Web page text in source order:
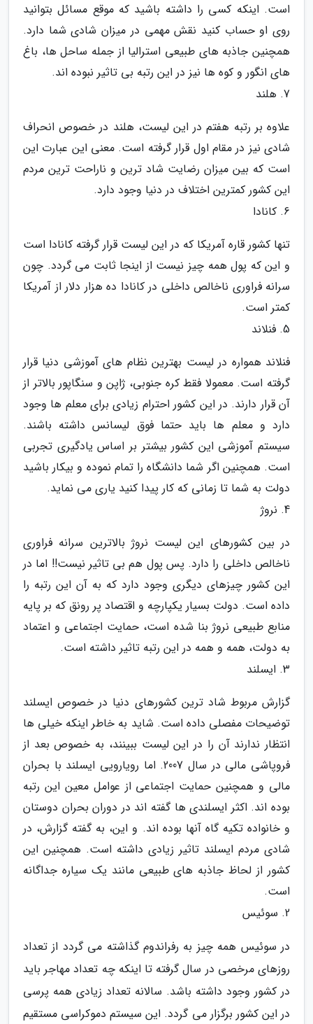
است. اینکه کسی را داشته باشید که موقع مسائل بتوانید
روی او حساب کنید نقش مهمی در میزان شادی شما دارد.
همچنین جاذبه های طبیعی استرالیا از جمله ساحل ها، باغ
های انگور و کوه ها نیز در این رتبه بی تاثیر نبوده اند.
7. هلند
علاوه بر رتبه هفتم در این لیست، هلند در خصوص انحراف
شادی نیز در مقام اول قرار گرفته است. معنی این عبارت این
است که بین میزان رضایت شاد ترین و ناراحت ترین مردم
این کشور کمترین اختلاف در دنیا وجود دارد.
6. کانادا
تنها کشور قاره آمریکا که در این لیست قرار گرفته کانادا است
و این که پول همه چیز نیست از اینجا ثابت می گردد. چون
سرانه فراوری ناخالص داخلی در کانادا ده هزار دلار از آمریکا
کمتر است.
5. فنلاند
فنلاند همواره در لیست بهترین نظام های آموزشی دنیا قرار
گرفته است. معمولا فقط کره جنوبی، ژاپن و سنگاپور بالاتر از
آن قرار دارند. در این کشور احترام زیادی برای معلم ها وجود
دارد و معلم ها باید حتما فوق لیسانس داشته باشند.
سیستم آموزشی این کشور بیشتر بر اساس یادگیری تجربی
است. همچنین اگر شما دانشگاه را تمام نموده و بیکار باشید
دولت به شما تا زمانی که کار پیدا کنید یاری می نماید.
4. نروژ
در بین کشورهای این لیست نروژ بالاترین سرانه فراوری
ناخالص داخلی را دارد. پس پول هم بی تاثیر نیست!! اما در
این کشور چیزهای دیگری وجود دارد که به آن این رتبه را
داده است. دولت بسیار یکپارچه و اقتصاد پر رونق که بر پایه
منابع طبیعی نروژ بنا شده است، حمایت اجتماعی و اعتماد
به دولت، همه و همه در این رتبه تاثیر داشته است.
3. ایسلند
گزارش مربوط شاد ترین کشورهای دنیا در خصوص ایسلند
توضیحات مفصلی داده است. شاید به خاطر اینکه خیلی ها
انتظار ندارند آن را در این لیست ببینند، به خصوص بعد از
فروپاشی مالی در سال 2007. اما رویارویی ایسلند با بحران
مالی و همچنین حمایت اجتماعی از عوامل معین این رتبه
بوده اند. اکثر ایسلندی ها گفته اند در دوران بحران دوستان
و خانواده تکیه گاه آنها بوده اند. و این، به گفته گزارش، در
شادی مردم ایسلند تاثیر زیادی داشته است. همچنین این
کشور از لحاظ جاذبه های طبیعی مانند یک سیاره جداگانه
است.
2. سوئیس
در سوئیس همه چیز به رفراندوم گذاشته می گردد از تعداد
روزهای مرخصی در سال گرفته تا اینکه چه تعداد مهاجر باید
در کشور وجود داشته باشد. سالانه تعداد زیادی همه پرسی
در این کشور برگزار می گردد. این سیستم دموکراسی مستقیم